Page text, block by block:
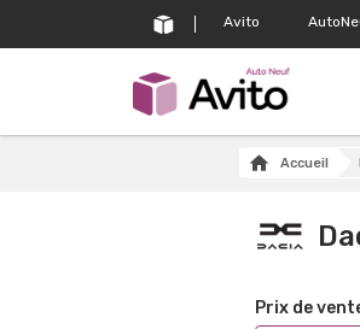
Avito
Accueil
Prix de